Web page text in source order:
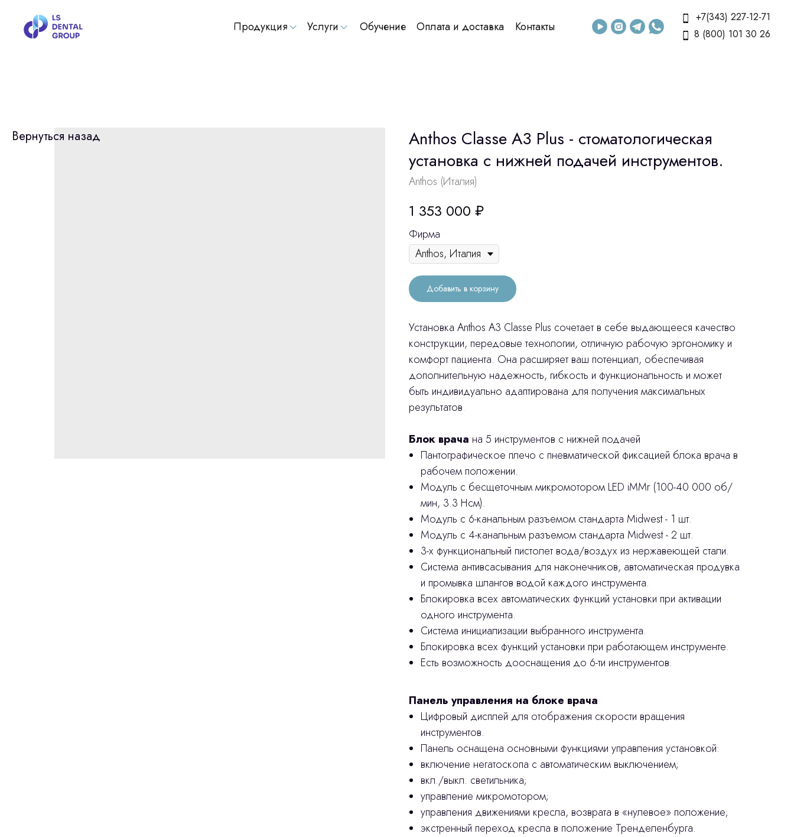
Обучение
Продукция Услуги Оплата и доставка Контакты
+7(343) 227-12-71
8 (800) 101 30 26
Вернуться назад
Anthos Classe A3 Plus - стоматологическая
установка с нижней подачей инструментов.
Anthos (Италия)
1 353 000 ₽
Фирма
Добавить в корзину
Установка Anthos A3 Classe Plus сочетает в себе выдающееся качество
конструкции, передовые технологии, отличную рабочую эргономику и
комфорт пациента. Она расширяет ваш потенциал, обеспечивая
дополнительную надежность, гибкость и функциональность и может
быть индивидуально адаптирована для получения максимальных
результатов.
Блок врача на 5 инструментов с нижней подачей
Пантографическое плечо с пневматической фиксацией блока врача в
рабочем положении.
Модуль с бесщеточным микромотором LED iMMr (100-40 000 об/
мин, 3.3 Нсм).
Модуль с 6-канальным разъемом стандарта Midwest - 1 шт.
Модуль с 4-канальным разъемом стандарта Midwest - 2 шт.
3-х функциональный пистолет вода/воздух из нержавеющей стали.
Система антивсасывания для наконечников, автоматическая продувка
и промывка шлангов водой каждого инструмента.
Блокировка всех автоматических функций установки при активации
одного инструмента.
Система инициализации выбранного инструмента.
Блокировка всех функций установки при работающем инструменте.
Есть возможность дооснащения до 6-ти инструментов.
Панель управления на блоке врача
Цифровый дисплей для отображения скорости вращения
инструментов.
Панель оснащена основными функциями управления установкой:
включение негатоскопа с автоматическим выключением;
вкл./выкл. светильника;
управление микромотором;
управления движениями кресла, возврата в «нулевое» положение;
экстренный переход кресла в положение Тренделенбурга.